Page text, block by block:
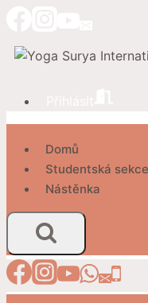
obsah
Domů
Studentská sekce
Nástěnka